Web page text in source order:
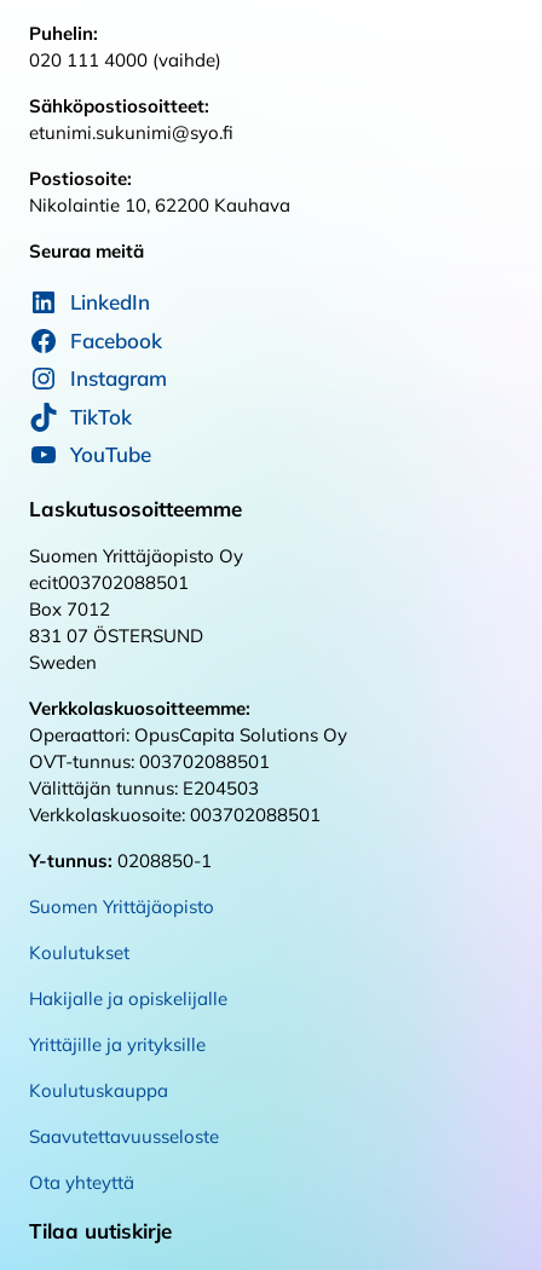
Puhelin:
020 111 4000 (vaihde)
Sähköpostiosoitteet:
etunimi.sukunimi@syo.fi
Postiosoite:
Nikolaintie 10, 62200 Kauhava
Seuraa meitä
LinkedIn
Facebook
Instagram
TikTok
YouTube
Laskutusosoitteemme
Suomen Yrittäjäopisto Oy
ecit003702088501
Box 7012
831 07 ÖSTERSUND
Sweden
Verkkolaskuosoitteemme:
Operaattori: OpusCapita Solutions Oy
OVT-tunnus: 003702088501
Välittäjän tunnus: E204503
Verkkolaskuosoite: 003702088501
Y-tunnus: 0208850-1
Suomen Yrittäjäopisto
Koulutukset
Hakijalle ja opiskelijalle
Yrittäjille ja yrityksille
Koulutuskauppa
Saavutettavuusseloste
Ota yhteyttä
Tilaa uutiskirje